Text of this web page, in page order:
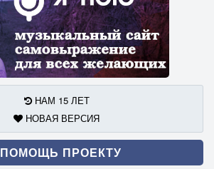
НАМ 15 ЛЕТ
НОВАЯ ВЕРСИЯ
ПОМОЩЬ ПРОЕКТУ